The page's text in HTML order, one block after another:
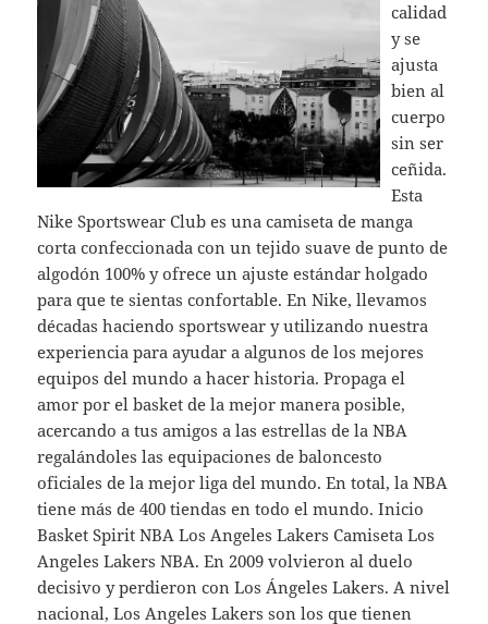
calidad
y se
ajusta
bien al
cuerpo
sin ser
ceñida.
Esta
Nike Sportswear Club es una camiseta de manga
corta confeccionada con un tejido suave de punto de
algodón 100% y ofrece un ajuste estándar holgado
para que te sientas confortable. En Nike, llevamos
décadas haciendo sportswear y utilizando nuestra
experiencia para ayudar a algunos de los mejores
equipos del mundo a hacer historia. Propaga el
amor por el basket de la mejor manera posible,
acercando a tus amigos a las estrellas de la NBA
regalándoles las equipaciones de baloncesto
oficiales de la mejor liga del mundo. En total, la NBA
tiene más de 400 tiendas en todo el mundo. Inicio
Basket Spirit NBA Los Angeles Lakers Camiseta Los
Angeles Lakers NBA. En 2009 volvieron al duelo
decisivo y perdieron con Los Ángeles Lakers. A nivel
nacional, Los Angeles Lakers son los que tienen